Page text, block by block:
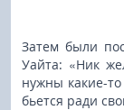
Затем были
Уайта: «Ник
нужны какие-
бьется ради